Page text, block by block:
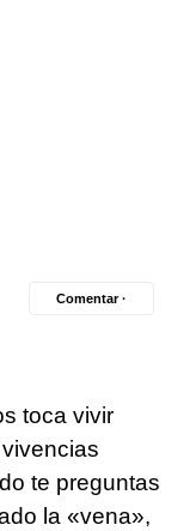
Comentar ·
toca vivir
te preguntas
la «vena»,